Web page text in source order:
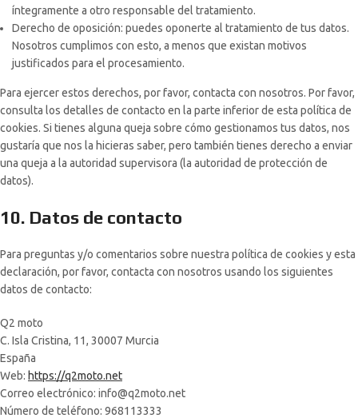
íntegramente a otro responsable del tratamiento.
Derecho de oposición: puedes oponerte al tratamiento de tus datos.
Nosotros cumplimos con esto, a menos que existan motivos
justificados para el procesamiento.
Para ejercer estos derechos, por favor, contacta con nosotros. Por favor,
consulta los detalles de contacto en la parte inferior de esta política de
cookies. Si tienes alguna queja sobre cómo gestionamos tus datos, nos
gustaría que nos la hicieras saber, pero también tienes derecho a enviar
una queja a la autoridad supervisora (la autoridad de protección de
datos).
10. Datos de contacto
Para preguntas y/o comentarios sobre nuestra política de cookies y esta
declaración, por favor, contacta con nosotros usando los siguientes
datos de contacto:
Q2 moto
C. Isla Cristina, 11, 30007 Murcia
España
Web: https://q2moto.net
Correo electrónico: info@q2moto.net
Número de teléfono: 968113333